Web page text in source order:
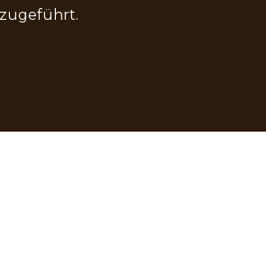
zugeführt.